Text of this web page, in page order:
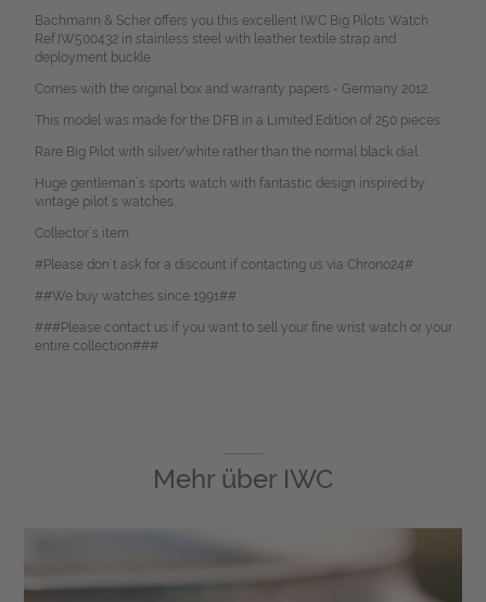
Bachmann & Scher offers you this excellent IWC Big Pilots Watch
Ref.IW500432 in stainless steel with leather textile strap and
deployment buckle.
Comes with the original box and warranty papers - Germany 2012.
This model was made for the DFB in a Limited Edition of 250 pieces.
Rare Big Pilot with silver/white rather than the normal black dial.
Huge gentleman´s sports watch with fantastic design inspired by
vintage pilot´s watches.
Collector´s item.
#Please don`t ask for a discount if contacting us via Chrono24#
##We buy watches since 1991##
###Please contact us if you want to sell your fine wrist watch or your
entire collection###
Mehr über IWC